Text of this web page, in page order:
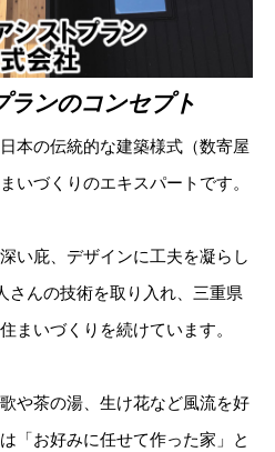
ランのコンセプト
本の伝統的な建築様式（数寄屋
いづくりのエキスパートです。
い庇、デザインに工夫を凝らし
んの技術を取り入れ、三重県
まいづくりを続けています。
や茶の湯、生け花など風流を好
「お好みに任せて作った家」と